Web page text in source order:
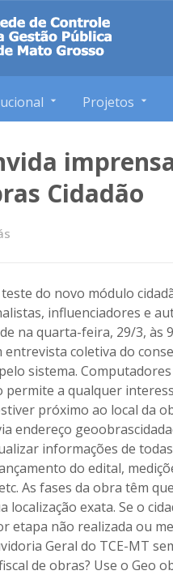
Projetos
Cidadão
do novo módulo
influenciadores e
na quarta-feira, 29/3, às
entrevista coletiva do
sistema.
permite a qualquer
próximo ao local da
endereço
informações de
do edital,
As fases da obra têm
localização exata. Se o
etapa não realizada ou
Geral do TCE-MT
de obras? Use o Geo